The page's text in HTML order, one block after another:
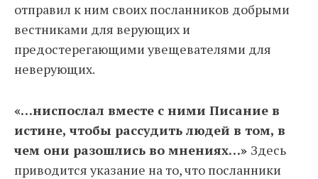
отправил к ним своих посланников добрыми
вестниками для верующих и
предостерегающими увещевателями для
неверующих.
«…ниспослал вместе с ними Писание в
истине, чтобы рассудить людей в том, в
чем они разошлись во мнениях…» Здесь
приводится указание на то, что посланники